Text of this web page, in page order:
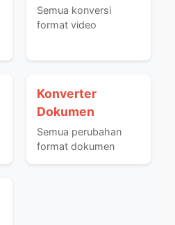
Semua konversi
format video
Konverter
Dokumen
Semua perubahan
format dokumen